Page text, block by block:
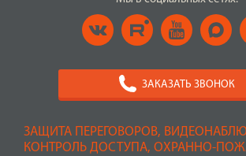
ЗАЩИТА ПЕРЕГОВОРОВ,
КОНТРОЛЬ ДОСТУПА, ОХРАННО-
ЗАКАЗАТЬ ЗВОНОК